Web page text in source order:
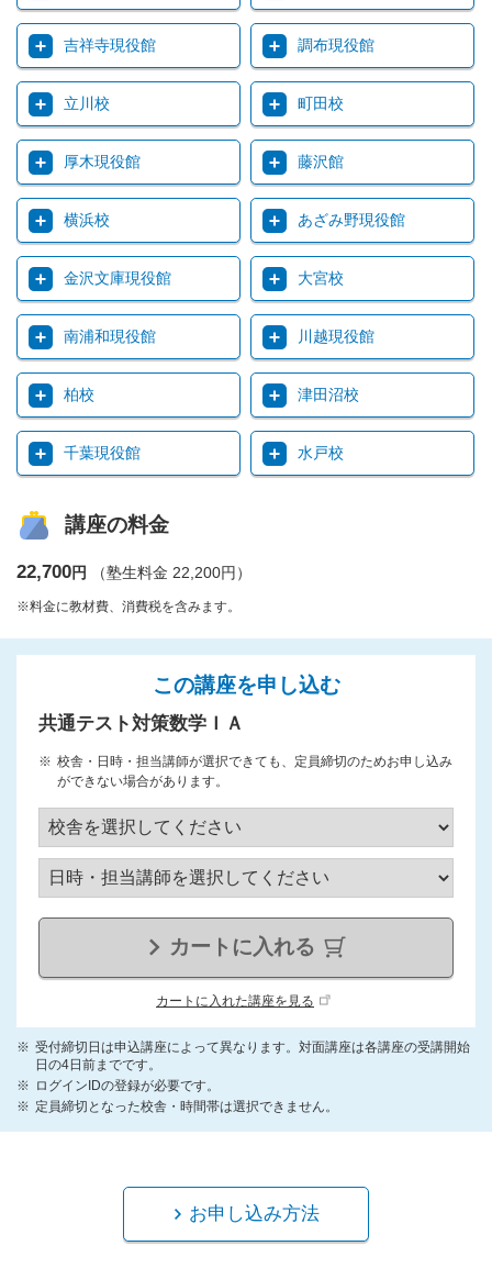
吉祥寺現役館 調布現役館
立川校 町田校
厚木現役館 藤沢館
横浜校 あざみ野現役館
金沢文庫現役館 大宮校
南浦和現役館 川越現役館
柏校 津田沼校
千葉現役館 水戸校
講座の料金
22,700円 （塾生料金 22,200円）
※料金に教材費、消費税を含みます。
この講座を申し込む
共通テスト対策数学ＩＡ
校舎・日時・担当講師が選択できても、定員締切のためお申し込み
ができない場合があります。
カートに入れる
カートに入れた講座を見る
受付締切日は申込講座によって異なります。対面講座は各講座の受講開始
日の4日前までです。
ログインIDの登録が必要です。
定員締切となった校舎・時間帯は選択できません。
お申し込み方法